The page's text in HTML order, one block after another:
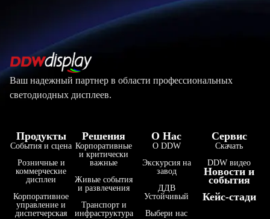
Ваш надежный партнер в области профессиональных
светодиодных дисплеев.
Продукты
События и сцена
Розничные и
коммерческие
дисплеи
Корпоративное
управление и
диспетчерская
Решения
Корпоративные
и критически
важные
Живые события
и развлечения
Транспорт и
инфраструктура
О Нас
О DDW
Экскурсия на
завод
ДДВ
Устойчивый
Выбери нас
Сервис
Скачать
DDW видео
Новости и
события
Кейс-стади